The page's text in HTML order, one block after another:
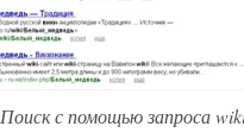
Поиск с помощью запроса